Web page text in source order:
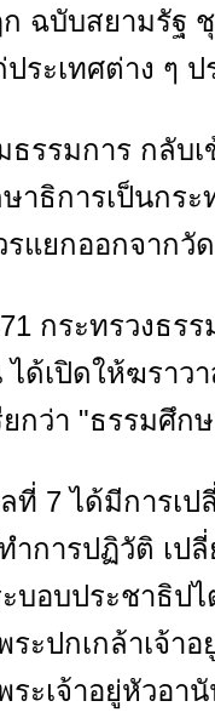
ฉบับสยามรัฐ
ระเทศต่าง ๆ
ธรรมการ กลับ
าธิการเป็นกร
แยกออกจากวั
กระทรวงธร
ได้เปิดให้ฆราว
กว่า "ธรรมศึก
ที่ 7 ได้มีการเป
ำการปฏิวัติ เป
บอบประชาธิป
ะปกเกล้าเจ้า
ระเจ้าอยู่หัวอ